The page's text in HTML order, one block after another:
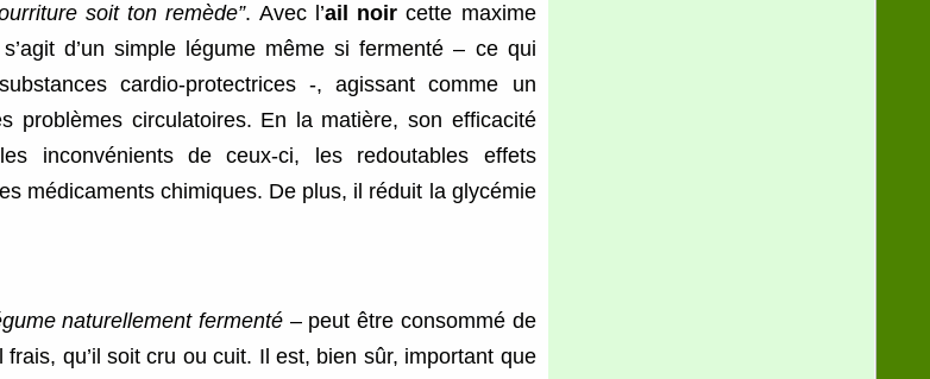
soit ton remède”. Avec l’ail noir cette maxime
d’un simple légume même si fermenté – ce qui
cardio-protectrices -, agissant comme un
problèmes circulatoires. En la matière, son efficacité
inconvénients de ceux-ci, les redoutables effets
médicaments chimiques. De plus, il réduit la glycémie
naturellement fermenté – peut être consommé de
frais, qu’il soit cru ou cuit. Il est, bien sûr, important que